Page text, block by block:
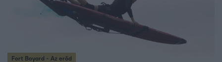
Fort Boyard - Az erőd